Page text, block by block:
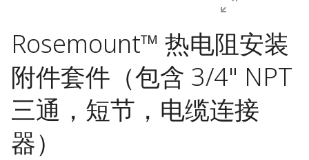
Rosemount™ 热电阻安装
附件套件（包含 3/4" NPT
三通，短节，电缆连接
器）